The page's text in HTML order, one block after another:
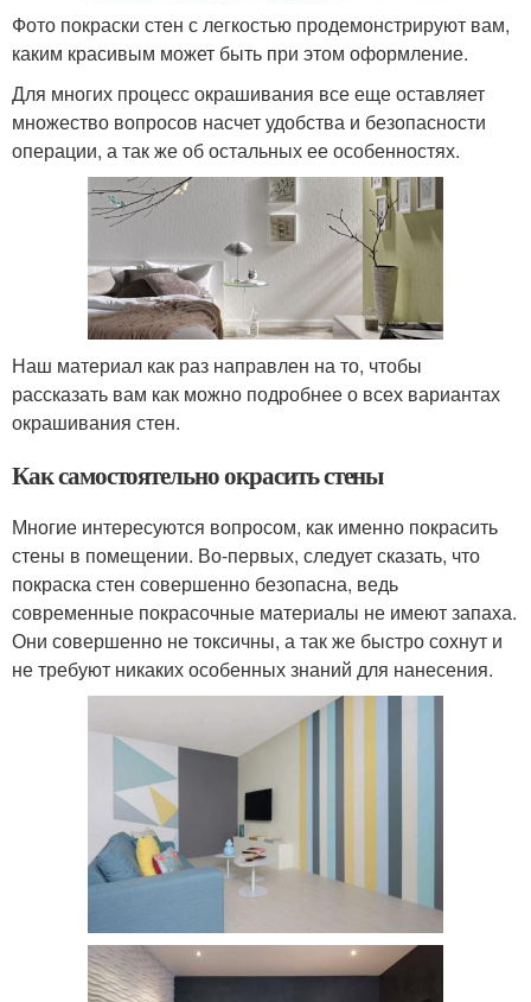
Фото покраски стен с легкостью продемонстрируют вам,
каким красивым может быть при этом оформление.
Для многих процесс окрашивания все еще оставляет
множество вопросов насчет удобства и безопасности
операции, а так же об остальных ее особенностях.
Наш материал как раз направлен на то, чтобы
рассказать вам как можно подробнее о всех вариантах
окрашивания стен.
Как самостоятельно окрасить стены
Многие интересуются вопросом, как именно покрасить
стены в помещении. Во-первых, следует сказать, что
покраска стен совершенно безопасна, ведь
современные покрасочные материалы не имеют запаха.
Они совершенно не токсичны, а так же быстро сохнут и
не требуют никаких особенных знаний для нанесения.